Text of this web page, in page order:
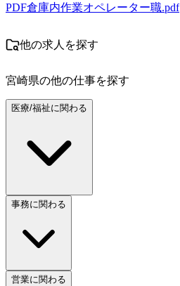
PDF倉庫内作業オペレーター職.pdf
他の求人を探す
宮崎県の他の仕事を探す
医療/福祉に関わる
事務に関わる
営業に関わる